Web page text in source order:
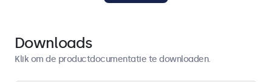
Display-architectuur
Downloads
Klik om de productdocumentatie te downloaden.